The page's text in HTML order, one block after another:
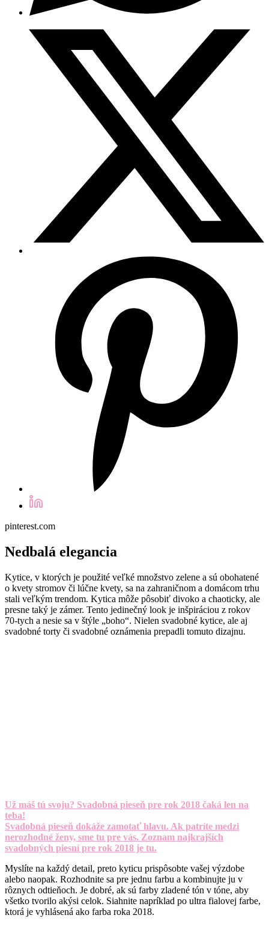
pinterest.com
Nedbalá elegancia
Kytice, v ktorých je použité veľké množstvo zelene a sú obohatené
o kvety stromov či lúčne kvety, sa na zahraničnom a domácom trhu
stali veľkým trendom. Kytica môže pôsobiť divoko a chaoticky, ale
presne taký je zámer. Tento jedinečný look je inšpiráciou z rokov
70-tych a nesie sa v štýle „boho“. Nielen svadobné kytice, ale aj
svadobné torty či svadobné oznámenia prepadli tomuto dizajnu.
Už máš tú svoju? Svadobná pieseň pre rok 2018 čaká len na
teba!
Svadobná pieseň dokáže zamotať hlavu. Ak patríte medzi
nerozhodné ženy, sme tu pre vás. Zoznam najkrajších
svadobných piesní pre rok 2018 je tu.
Myslíte na každý detail, preto kyticu prispôsobte vašej výzdobe
alebo naopak. Rozhodnite sa pre jednu farbu a kombinujte ju v
rôznych odtieňoch. Je dobré, ak sú farby zladené tón v tóne, aby
všetko tvorilo akýsi celok. Siahnite napríklad po ultra fialovej farbe,
ktorá je vyhlásená ako farba roka 2018.